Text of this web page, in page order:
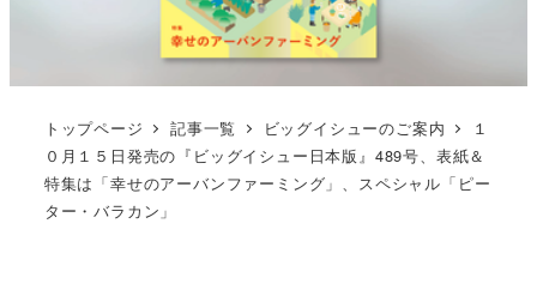
トップページ 記事一覧 ビッグイシューのご案内
１
０月１５日発売の『ビッグイシュー日本版』489号、表紙＆
特集は「幸せのアーバンファーミング」、スペシャル「ピー
ター・バラカン」